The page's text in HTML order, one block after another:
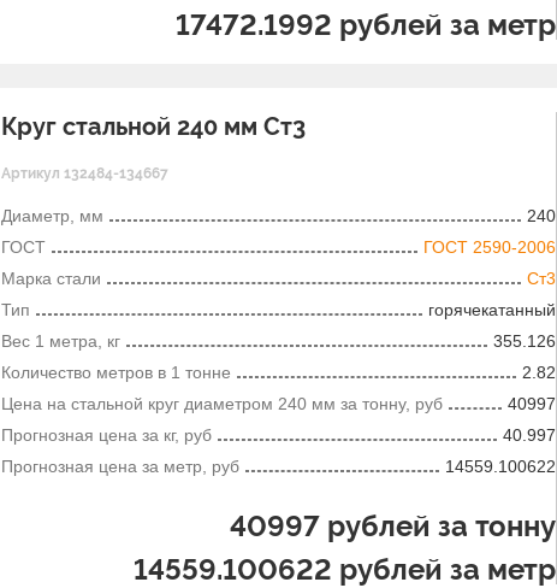
17472.1992 рублей за метр
Круг стальной 240 мм Ст3
Артикул 132484-134667
Диаметр, мм
240
ГОСТ
ГОСТ 2590-2006
Марка стали
Ст3
Тип
горячекатанный
Вес 1 метра, кг
355.126
Количество метров в 1 тонне
2.82
Цена на стальной круг диаметром 240 мм за тонну, руб
40997
Прогнозная цена за кг, руб
40.997
Прогнозная цена за метр, руб
14559.100622
40997 рублей за тонну
14559.100622 рублей за метр